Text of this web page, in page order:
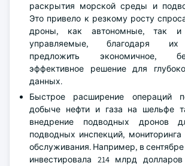
раскрытия морской среды и
Это привело к резкому росту
дроны, как автономные, так и
управляемые, благодаря их
предложить экономичное,
эффективное решение для
данных.
Быстрое расширение операций
добыче нефти и газа на шельфе
внедрение подводных дронов
подводных инспекций, мониторинга
обслуживания. Например, в сентябре
инвестировала 214 млрд